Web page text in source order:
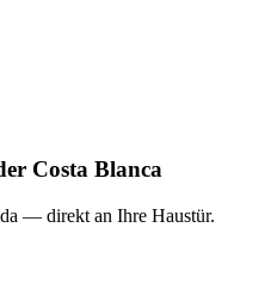
Costa Blanca
— direkt an Ihre Haustür.